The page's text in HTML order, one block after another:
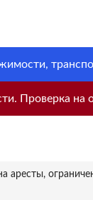
Проверка